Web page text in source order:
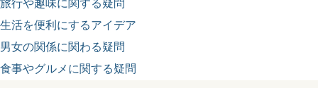
旅行や趣味に関する疑問
生活を便利にするアイデア
男女の関係に関わる疑問
食事やグルメに関する疑問